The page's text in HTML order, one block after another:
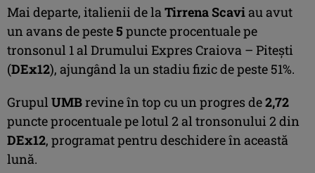
Mai departe, italienii de la Tirrena Scaviau avut
un avans de peste5 puncte procentuale pe
tronsonul 1 al Drumului Expres Craiova – Pitești
(DEx12), ajungând la un stadiu fizic de peste 51%.
Grupul UMBrevine în top cu un progres de2,72
puncte procentuale pe lotul 2 al tronsonului 2 din
DEx12, programat pentru deschidere în această
lună.